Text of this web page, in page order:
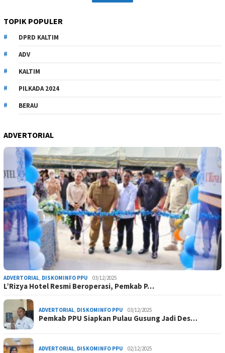
TOPIK POPULER
DPRD KALTIM
ADV
KALTIM
PILKADA 2024
BERAU
ADVERTORIAL
ADVERTORIAL, DISKOMINFO PPU 03/12/2025
L’Rizya Hotel Resmi Beroperasi, Pemkab P…
ADVERTORIAL, DISKOMINFO PPU 03/12/2025
Pemkab PPU Siapkan Pulau Gusung Jadi Des…
ADVERTORIAL, DISKOMINFO PPU 02/12/2025